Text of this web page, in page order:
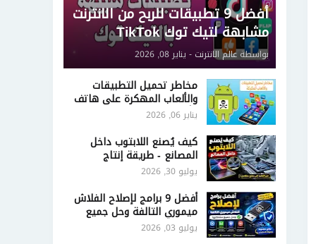
أفضل 9 تطبيقات للربح من الانترنت
مشابهة لتيك توك TikTok
بواسطةعالم الانترنت - يناير 08, 2026
مخاطر تحميل التطبيقات
والألعاب المهكرة على هاتف
الأندرويد
يناير 06, 2026
كيف يُصنع اللابتوب داخل
المصانع - طريقة إنتاج
الحاسوب المحمول
يوليو 30, 2026
أفضل 9 برامج لإصلاح الفلاش
ميموري التالفة وحل جميع
مشاكلها
يوليو 03, 2026